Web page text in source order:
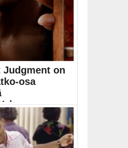
on
osa
on mukaansatempaava